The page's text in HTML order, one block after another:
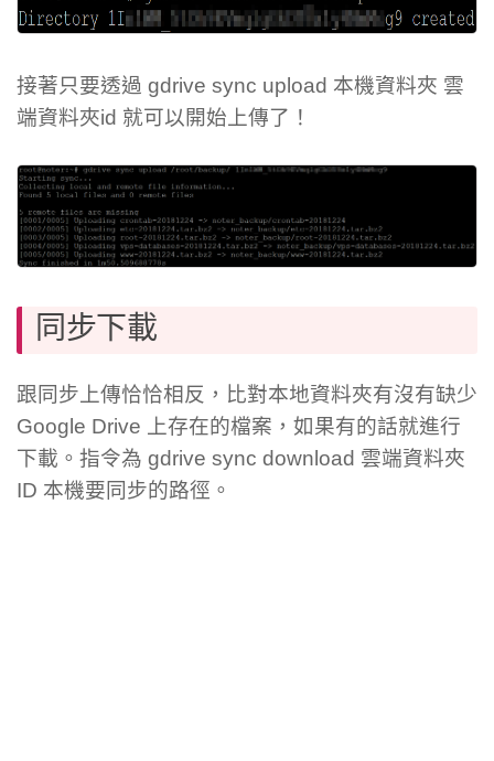
接著只要透過 gdrive sync upload 本機資料夾 雲
端資料夾id 就可以開始上傳了！
同步下載
跟同步上傳恰恰相反，比對本地資料夾有沒有缺少
Google Drive 上存在的檔案，如果有的話就進行
下載。指令為 gdrive sync download 雲端資料夾
ID 本機要同步的路徑。